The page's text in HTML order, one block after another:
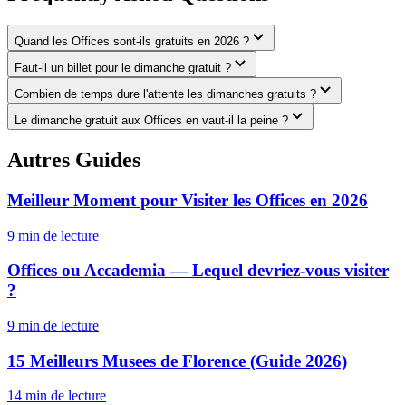
Quand les Offices sont-ils gratuits en 2026 ?
Faut-il un billet pour le dimanche gratuit ?
Combien de temps dure l'attente les dimanches gratuits ?
Le dimanche gratuit aux Offices en vaut-il la peine ?
Autres Guides
Meilleur Moment pour Visiter les Offices en 2026
9 min de lecture
Offices ou Accademia — Lequel devriez-vous visiter
?
9 min de lecture
15 Meilleurs Musees de Florence (Guide 2026)
14 min de lecture